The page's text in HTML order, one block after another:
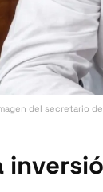
del secretario